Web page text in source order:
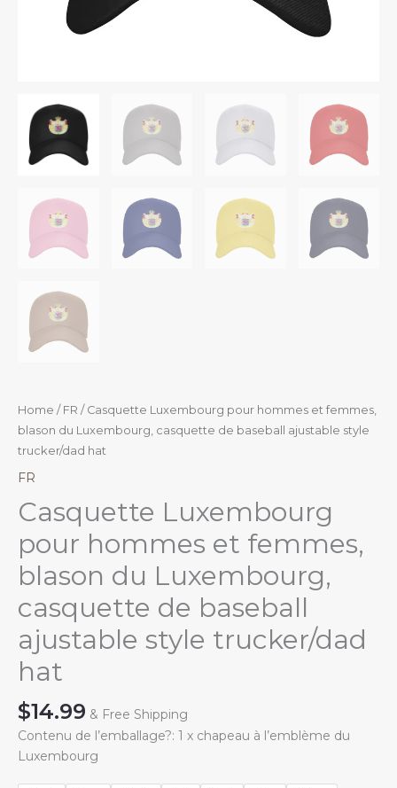
Home / FR / Casquette Luxembourg pour hommes et femmes,
blason du Luxembourg, casquette de baseball ajustable style
trucker/dad hat
FR
Casquette Luxembourg
pour hommes et femmes,
blason du Luxembourg,
casquette de baseball
ajustable style trucker/dad
hat
$14.99 & Free Shipping
Contenu de l’emballage?: 1 x chapeau à l’emblème du
Luxembourg